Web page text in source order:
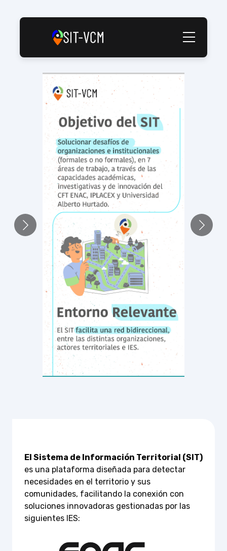
El Sistema de Información Territorial (SIT)
es una plataforma diseñada para detectar
necesidades en el territorio y sus
comunidades, facilitando la conexión con
soluciones innovadoras gestionadas por las
siguientes IES: